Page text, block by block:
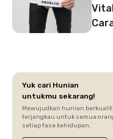
Yuk cari Hunian
untukmu sekarang!
Mewujudkan hunian
terjangkau untuk semua
setiap fase kehidupan.